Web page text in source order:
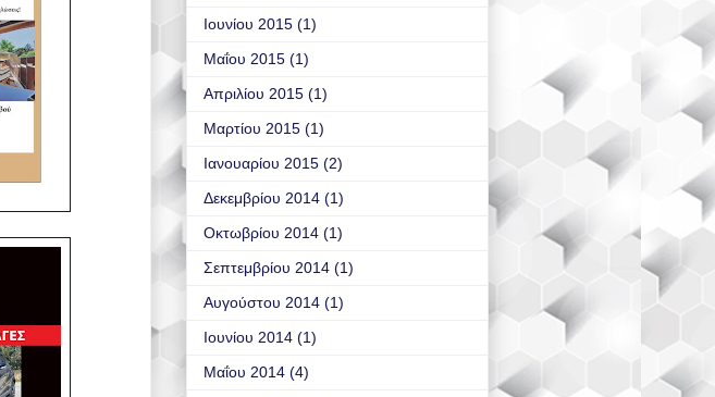
Ιουνίου 2015 (1)
Μαΐου 2015 (1)
Απριλίου 2015 (1)
Μαρτίου 2015 (1)
Ιανουαρίου 2015 (2)
Δεκεμβρίου 2014 (1)
Οκτωβρίου 2014 (1)
Σεπτεμβρίου 2014 (1)
Αυγούστου 2014 (1)
Ιουνίου 2014 (1)
Μαΐου 2014 (4)